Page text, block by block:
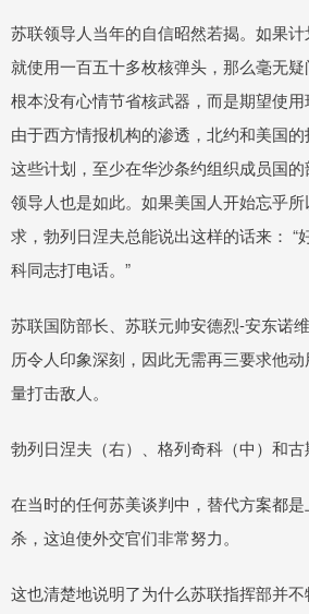
苏联领导人当年的自信昭然若揭。如果
就使用一百五十多枚核弹头，那么毫无
根本没有心情节省核武器，而是期望使用
由于西方情报机构的渗透，北约和美国
这些计划，至少在华沙条约组织成员国
领导人也是如此。如果美国人开始忘乎
求，勃列日涅夫总能说出这样的话来： “
科同志打电话。”
苏联国防部长、苏联元帅安德烈-安东诺
历令人印象深刻，因此无需再三要求他
量打击敌人。
勃列日涅夫（右）、格列奇科（中）和古
在当时的任何苏美谈判中，替代方案都
杀，这迫使外交官们非常努力。
这也清楚地说明了为什么苏联指挥部并